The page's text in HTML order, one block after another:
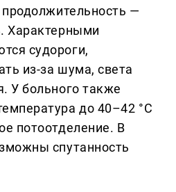
—
Характерными
судороги,
из-за шума, света
У больного также
до 40–42 °С
потоотделение. В
спутанность